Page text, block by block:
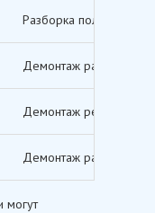
Разборка полов,
Демонтаж различных
Демонтаж рекламных
Демонтаж различных
могут